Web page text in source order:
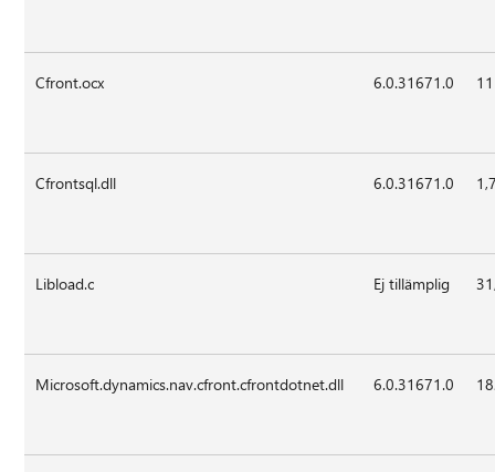
Cfront.ocx 6.0.31671.0
Cfrontsql.dll 6.0.31671.0
Libload.c Ej tillämplig
Microsoft.dynamics.nav.cfront.cfrontdotnet.dll 6.0.31671.0